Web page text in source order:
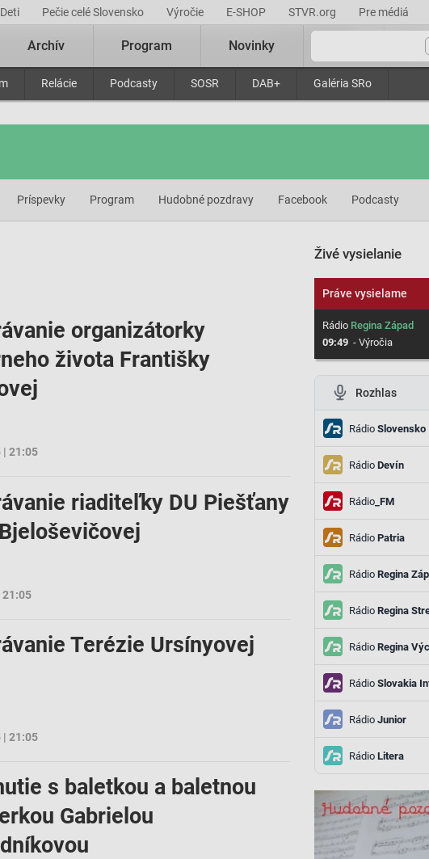
Deti Pečie celé Slovensko Výročie E-SHOP STVR.org Pre médiá
Relácie Podcasty SOSR DAB+ Galéria SRo
Archív Program Novinky
Príspevky Program Hudobné pozdravy Facebook Podcasty
organizátorky
života Františky
| 21:05
riaditeľky DU Piešťany
21:05
Terézie Ursínyovej
| 21:05
s baletkou a baletnou
Gabrielou
Živé vysielanie
Práve vysielame
RádioRegina Západ
09:49 - Výročia
Rozhlas
RádioSlovensko
RádioDevín
Rádio_FM
RádioPatria
RádioRegina
RádioRegina
RádioRegina
RádioSlovakia
RádioJunior
RádioLitera